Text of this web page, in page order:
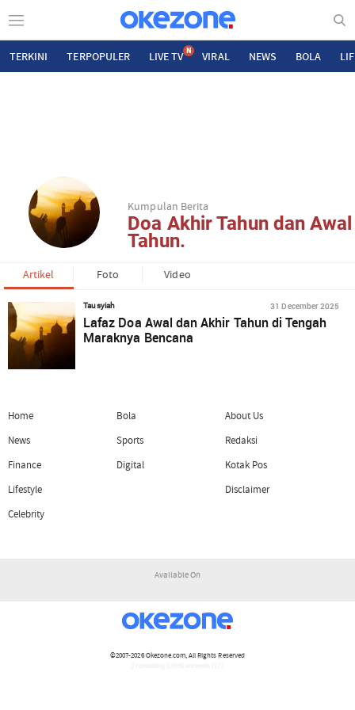
TERKINI TERPOPULER LIVE TV N VIRAL NEWS BOLA
Kumpulan Berita
Doa Akhir Tahun dan Awal
Tahun.
Artikel Foto Video
Tausyiah 31 December 2025
Lafaz Doa Awal dan Akhir Tahun di Tengah
Maraknya Bencana
Home
News
Finance
Lifestyle
Celebrity
Bola
Sports
Digital
About Us
Redaksi
Kotak Pos
Disclaimer
Available On
©2007-2026Okezone.com, All Rights Reserved